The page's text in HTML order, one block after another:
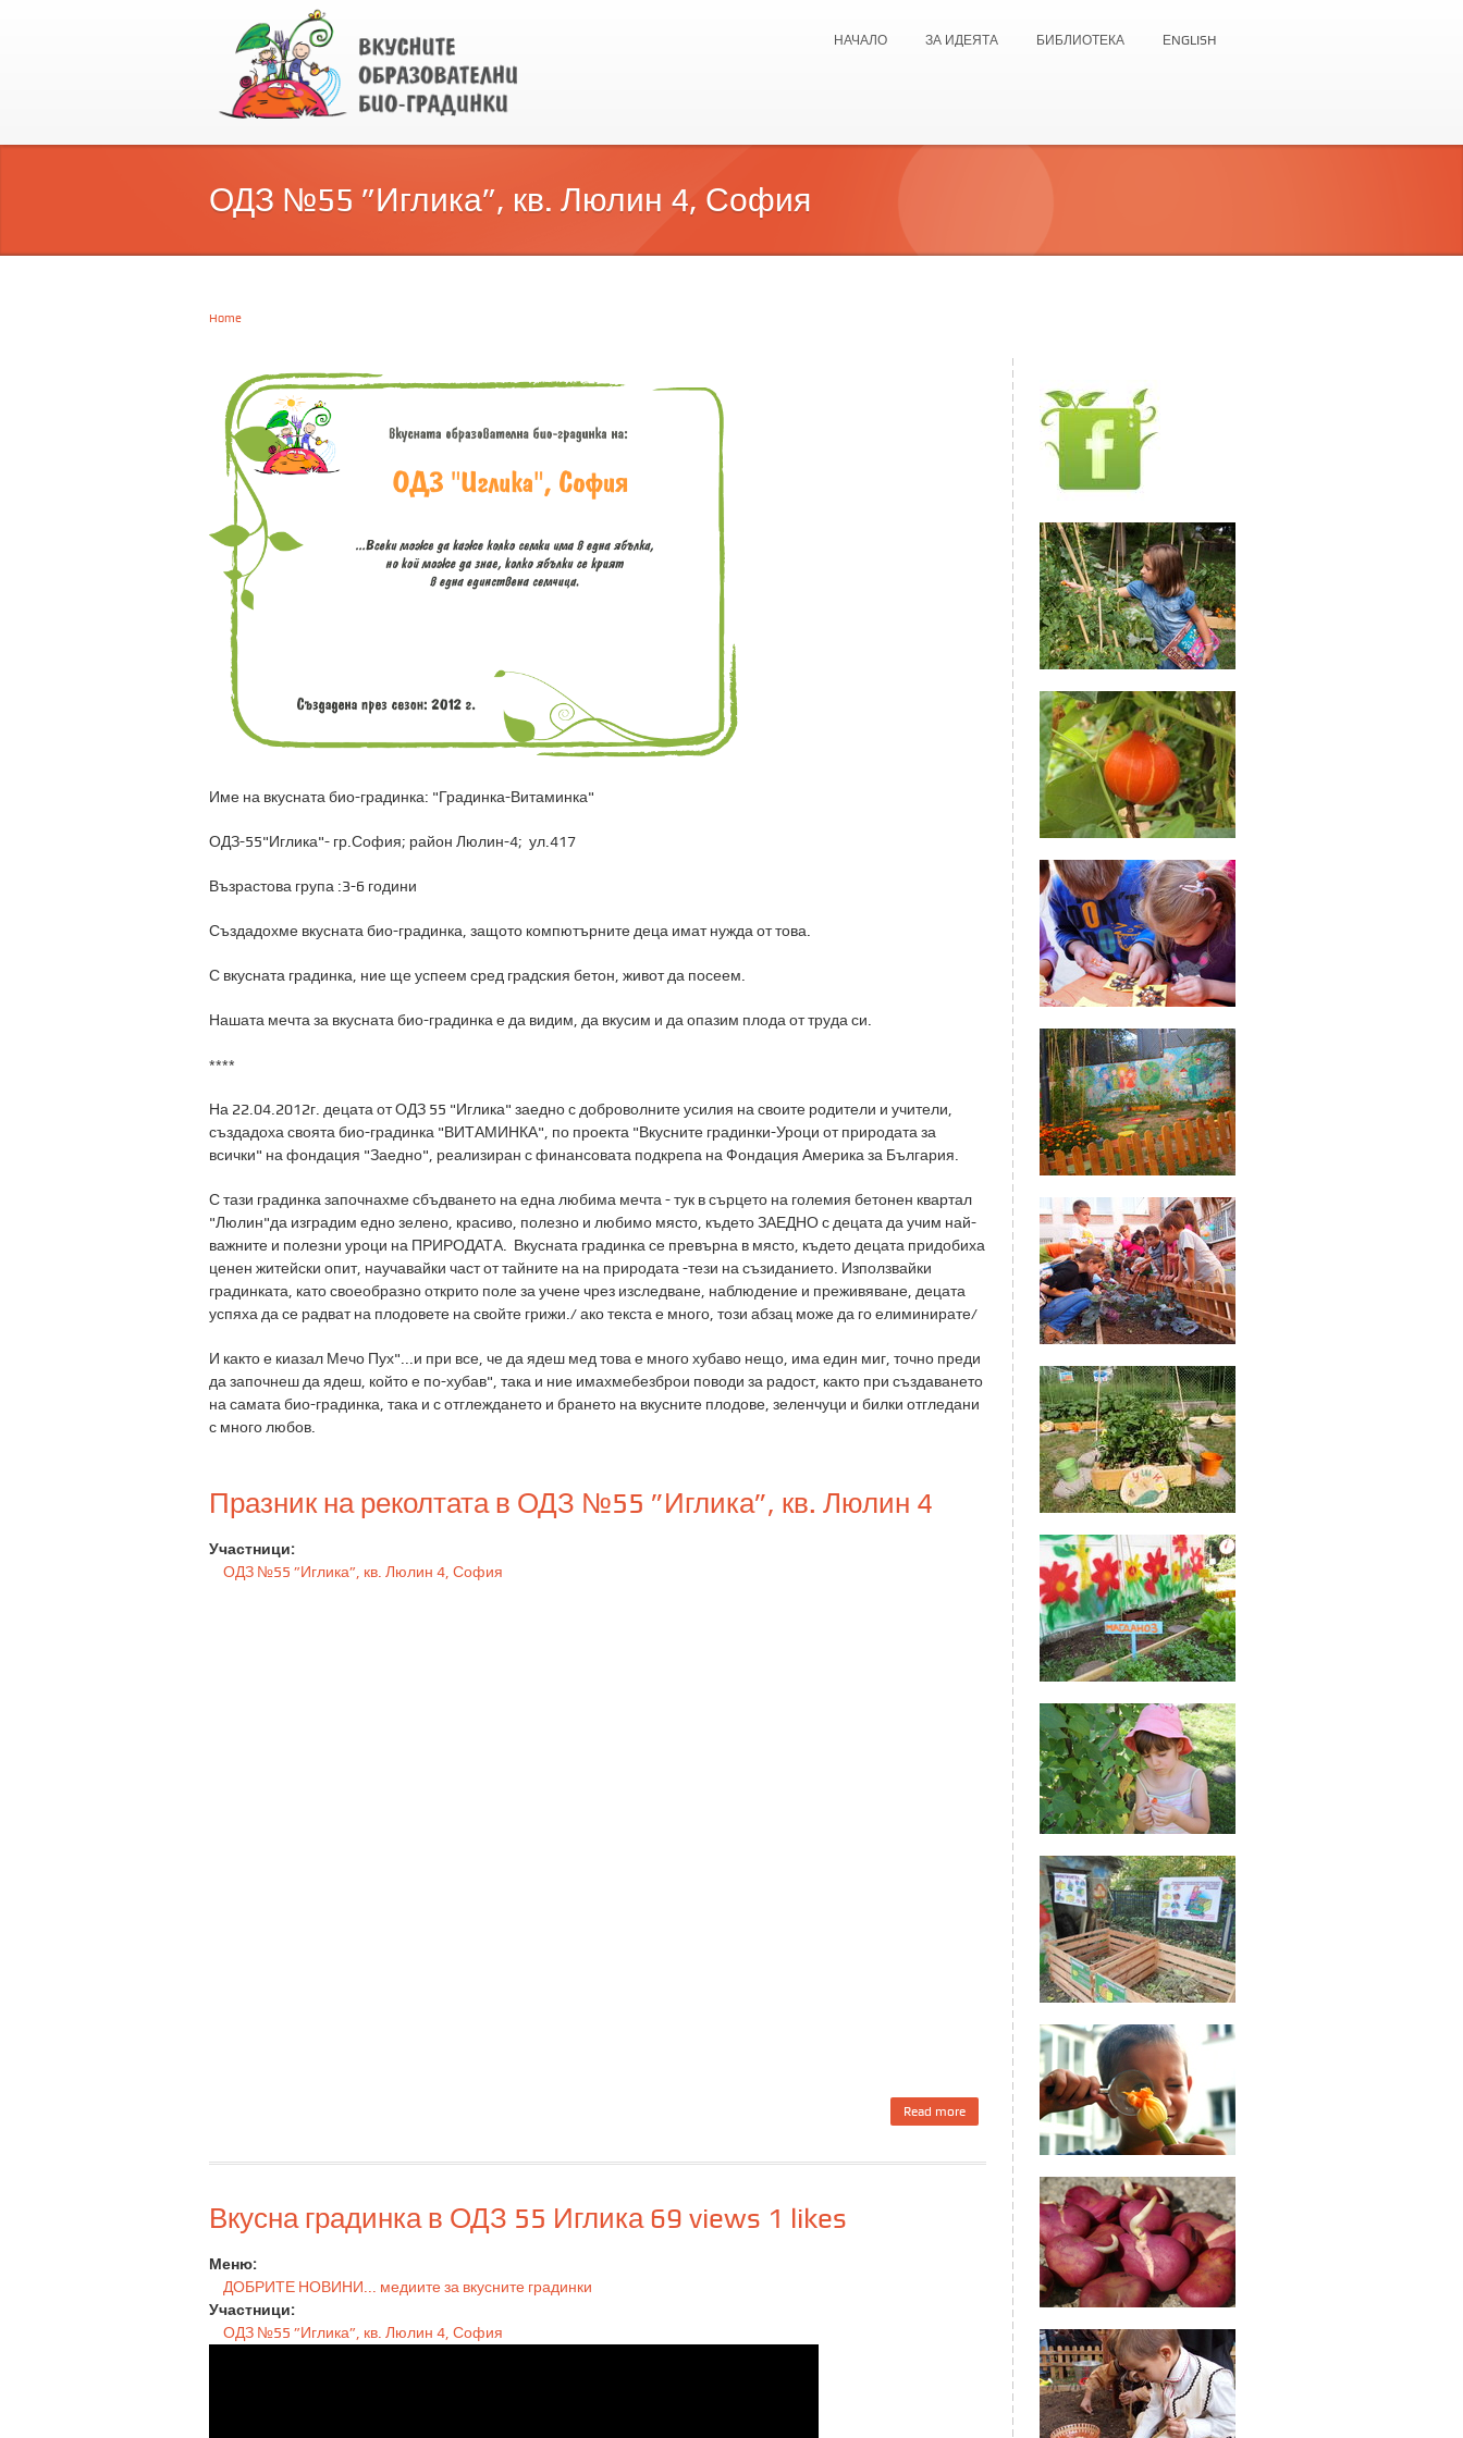
НАЧАЛО ЗА ИДЕЯТА БИБЛИОТЕКА ЕNGLISH
ОДЗ №55 ”Иглика”, кв. Люлин 4, София
Home
Име на вкусната био-градинка: "Градинка-Витаминка"
ОДЗ-55"Иглика"- гр.София; район Люлин-4; ул.417
Възрастова група :3-6 години
Създадохме вкусната био-градинка, защото компютърните деца имат нужда от това.
С вкусната градинка, ние ще успеем сред градския бетон, живот да посеем.
Нашата мечта за вкусната био-градинка е да видим, да вкусим и да опазим плода от труда си.
****
На 22.04.2012г. децата от ОДЗ 55 "Иглика" заедно с доброволните усилия на своите родители и учители,
създадоха своята био-градинка "ВИТАМИНКА", по проекта "Вкусните градинки-Уроци от природата за
всички" на фондация "Заедно", реализиран с финансовата подкрепа на Фондация Америка за България.
С тази градинка започнахме сбъдването на една любима мечта - тук в сърцето на големия бетонен квартал
"Люлин"да изградим едно зелено, красиво, полезно и любимо място, където ЗАЕДНО с децата да учим най-
важните и полезни уроци на ПРИРОДАТА. Вкусната градинка се превърна в място, където децата придобиха
ценен житейски опит, научавайки част от тайните на на природата -тези на съзиданието. Използвайки
градинката, като своеобразно открито поле за учене чрез изследване, наблюдение и преживяване, децата
успяха да се радват на плодовете на свойте грижи./ ако текста е много, този абзац може да го елиминирате/
И както е киазал Мечо Пух"...и при все, че да ядеш мед това е много хубаво нещо, има един миг, точно преди
да започнеш да ядеш, който е по-хубав", така и ние имахмебезброи поводи за радост, както при създаването
на самата био-градинка, така и с отглеждането и брането на вкусните плодове, зеленчуци и билки отгледани
с много любов.
Празник на реколтата в ОДЗ №55 ”Иглика”, кв. Люлин 4
Участници:
ОДЗ №55 ”Иглика”, кв. Люлин 4, София
Read more
about
Празник
реколтата
в ОДЗ
”Иглика”,
кв. Люлин
Вкусна градинка в ОДЗ 55 Иглика 69 views 1 likes
Меню:
ДОБРИТЕ НОВИНИ... медиите за вкусните градинки
Участници:
ОДЗ №55 ”Иглика”, кв. Люлин 4, София